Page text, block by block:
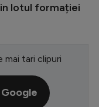
lotul formației
mai tari clipuri